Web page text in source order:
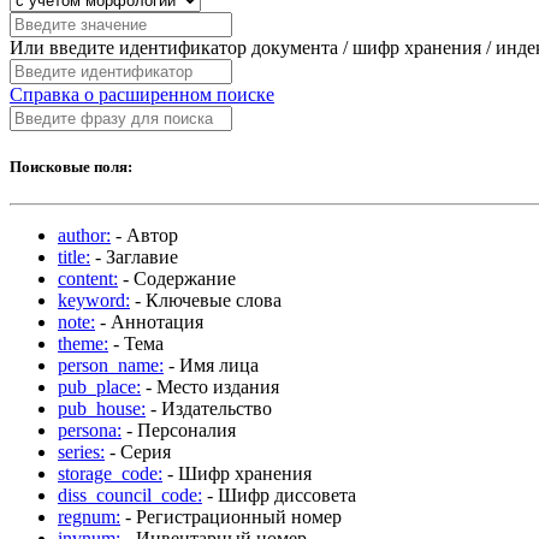
Или введите идентификатор документа / шифр хранения /
Справка о расширенном поиске
Поисковые поля:
author: - Автор
title: - Заглавие
content: - Содержание
keyword: - Ключевые слова
note: - Аннотация
theme: - Тема
person_name: - Имя лица
pub_place: - Место издания
pub_house: - Издательство
persona: - Персоналия
series: - Серия
storage_code: - Шифр хранения
diss_council_code: - Шифр диссовета
regnum: - Регистрационный номер